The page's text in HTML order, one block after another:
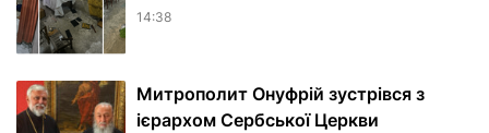
14:38
Митрополит Онуфрій зустрівся з
ієрархом Сербської Церкви